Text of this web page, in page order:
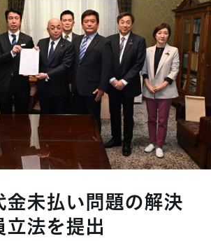
未払い問題の解決
法を提出